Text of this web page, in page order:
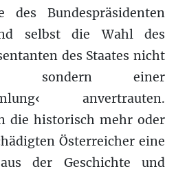
des Bundespräsidenten
selbst die Wahl des
des Staates nicht
sondern einer
anvertrauten.
die historisch mehr oder
Österreicher eine
der Geschichte und